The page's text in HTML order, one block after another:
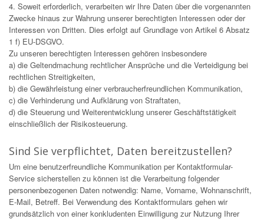
4. Soweit erforderlich, verarbeiten wir Ihre Daten über die vorgenannten
Zwecke hinaus zur Wahrung unserer berechtigten Interessen oder der
Interessen von Dritten. Dies erfolgt auf Grundlage von Artikel 6 Absatz
1 f) EU-DSGVO.
Zu unseren berechtigten Interessen gehören insbesondere
a) die Geltendmachung rechtlicher Ansprüche und die Verteidigung bei
rechtlichen Streitigkeiten,
b) die Gewährleistung einer verbraucherfreundlichen Kommunikation,
c) die Verhinderung und Aufklärung von Straftaten,
d) die Steuerung und Weiterentwicklung unserer Geschäftstätigkeit
einschließlich der Risikosteuerung.
Sind Sie verpflichtet, Daten bereitzustellen?
Um eine benutzerfreundliche Kommunikation per Kontaktformular-
Service sicherstellen zu können ist die Verarbeitung folgender
personenbezogenen Daten notwendig: Name, Vorname, Wohnanschrift,
E-Mail, Betreff. Bei Verwendung des Kontaktformulars gehen wir
grundsätzlich von einer konkludenten Einwilligung zur Nutzung Ihrer